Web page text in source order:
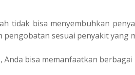
tidak bisa menyembuhkan
sesuai penyakit yang
bisa memanfaatkan